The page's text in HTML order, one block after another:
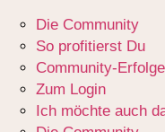
Die Community
So profitierst Du
Community-Erfolge
Zum Login
Ich möchte auch